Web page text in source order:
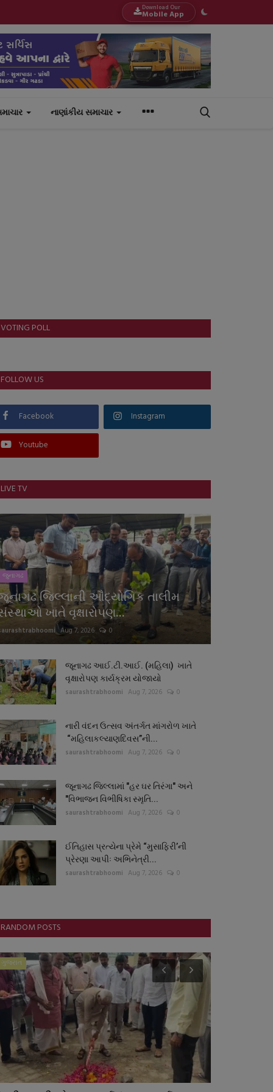
Download Our
Mobile App
નાણાંકીય સમાચાર
VOTING POLL
FOLLOW US
Facebook Instagram
Youtube
LIVE TV
જુનાગઢ
જિલ્લાની ઔદ્યોગિક તાલીમ
ખાતે વૃક્ષારોપણ...
Aug 7, 2026 0
જૂનાગઢ આઈ.ટી.આઈ. (મહિલા) ખાતે
વૃક્ષારોપણ કાર્યક્રમ યોજાયો
saurashtrabhoomi Aug 7, 2026 0
નારી વંદન ઉત્સવ અંતર્ગત માંગરોળ ખાતે
“મહિલાકલ્યાણદિવસ”ની...
saurashtrabhoomi Aug 7, 2026 0
જૂનાગઢ જિલ્લામાં "હર ઘર તિરંગા" અને
"વિભાજન વિભીષિકા સ્મૃતિ...
saurashtrabhoomi Aug 7, 2026 0
ઈતિહાસ પ્રત્યેના પ્રેમે “મુસાફિરી’ની
પ્રેરણા આપીઃ અભિનેત્રી...
saurashtrabhoomi Aug 7, 2026 0
RANDOM POSTS
ગુજરાત